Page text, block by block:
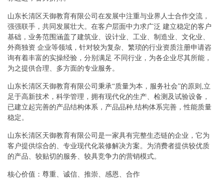
山东长清区天御教育有限公司在发展中注重与业界人士合作交流，
强强联手，共同发展壮大。在客户层面中力求广泛 建立稳定的客户
基础，业务范围涵盖了建筑业、设计业、工业、制造业、文化业、
外商独资 企业等领域，针对较为复杂、繁琐的行业资质注册申请咨
询有着丰富的实操经验，分别满足 不同行业，为各企业尽其所能，
为之提供合理、多方面的专业服务。
山东长清区天御教育有限公司秉承“质量为本，服务社会”的原则,立
足于高新技术，科学管理，拥有现代化的生产、检测及试验设备，
已建立起完善的产品结构体系，产品品种,结构体系完善，性能质量
稳定。
山东长清区天御教育有限公司是一家具有完整生态链的企业，它为
客户提供综合的、专业现代化装修解决方案。为消费者提供较优质
的产品、较贴切的服务、较具竞争力的营销模式。
核心价值：尊重、诚信、推崇、感恩、合作